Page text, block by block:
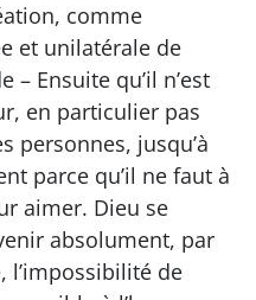
comme
et unilatérale de
– Ensuite qu’il n’est
en particulier pas
personnes, jusqu’à
parce qu’il ne faut à
aimer. Dieu se
absolument, par
l’impossibilité de